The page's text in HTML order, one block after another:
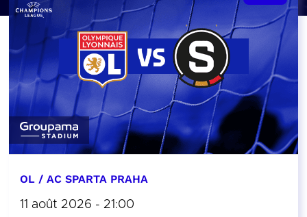
OL / AC SPARTA PRAHA
11 août 2026 - 21:00